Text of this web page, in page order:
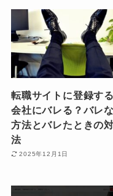
転職サイトに登録す
会社にバレる？バレ
方法とバレたときの
法
2025年12月1日